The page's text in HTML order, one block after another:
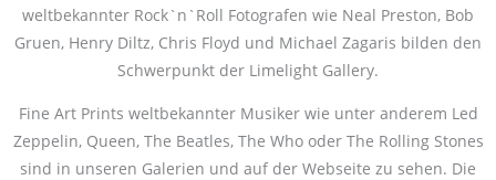
weltbekannter Rock`n`Roll Fotografen wie Neal Preston, Bob
Gruen, Henry Diltz, Chris Floyd und Michael Zagaris bilden den
Schwerpunkt der Limelight Gallery.
Fine Art Prints weltbekannter Musiker wie unter anderem Led
Zeppelin, Queen, The Beatles, The Who oder The Rolling Stones
sind in unseren Galerien und auf der Webseite zu sehen. Die